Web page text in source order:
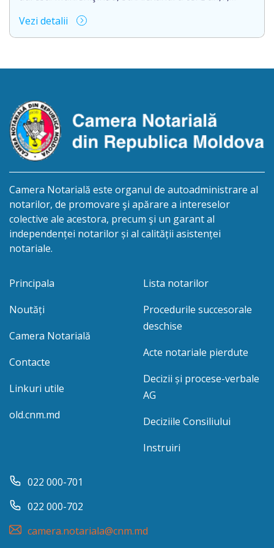
succesorale în urma decesului cet.CIOBANU
GRIGORE, d.n. 29.11.1936, IDNP 2000003045381,
succesibilii, că conform prevederilor legale, pentru
termenul de opțiune pentru acceptarea sau
renunțarea la moștenire […]
Vezi detalii
Camera Notarială este organul de autoadministrare al
notarilor, de promovare şi apărare a intereselor
colective ale acestora, precum şi un garant al
independenței notarilor și al calității asistenței
notariale.
Principala
Noutăți
Camera Notarială
Contacte
Linkuri utile
old.cnm.md
Lista notarilor
Procedurile succesorale
deschise
Acte notariale pierdute
Decizii și procese-verbale
AG
Deciziile Consiliului
Instruiri
022 000-701
022 000-702
camera.notariala@cnm.md